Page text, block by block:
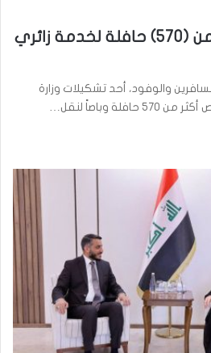
النقل: تخصيص أكثر من (570) حافلة لخدمة زائري
والوفود، أحد تشكيلات وزارة
وباصاً لنقل…